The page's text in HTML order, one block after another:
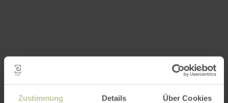
Zustimmung Details Über Cookies